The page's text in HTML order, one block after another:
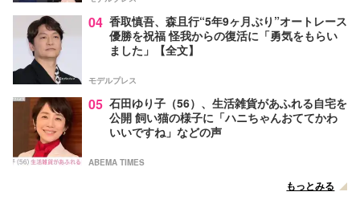
04 香取慎吾、森且行“5年9ヶ月ぶり”オートレース
優勝を祝福 怪我からの復活に「勇気をもらい
ました」【全文】
モデルプレス
05 石田ゆり子（56）、生活雑貨があふれる自宅を
公開 飼い猫の様子に「ハニちゃんおててかわ
いいですね」などの声
ABEMA TIMES
もっとみる